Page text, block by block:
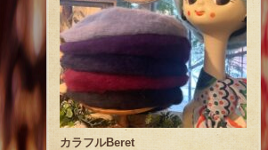
カラフルBeret